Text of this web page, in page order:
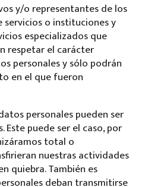
y/o representantes de los
o instituciones y
especializados que
respetar el carácter
personales y sólo podrán
en el que fueron
personales pueden ser
puede ser el caso, por
total o
nuestras actividades
quiebra. También es
deban transmitirse